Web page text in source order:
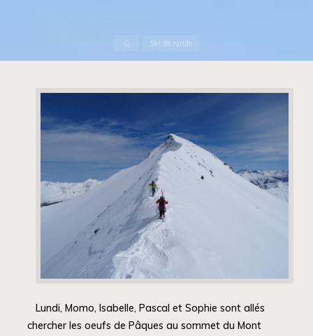
AccueilSki de rando
Lundi, Momo, Isabelle, Pascal et Sophie sont allés
chercher les oeufs de Pâques au sommet du Mont